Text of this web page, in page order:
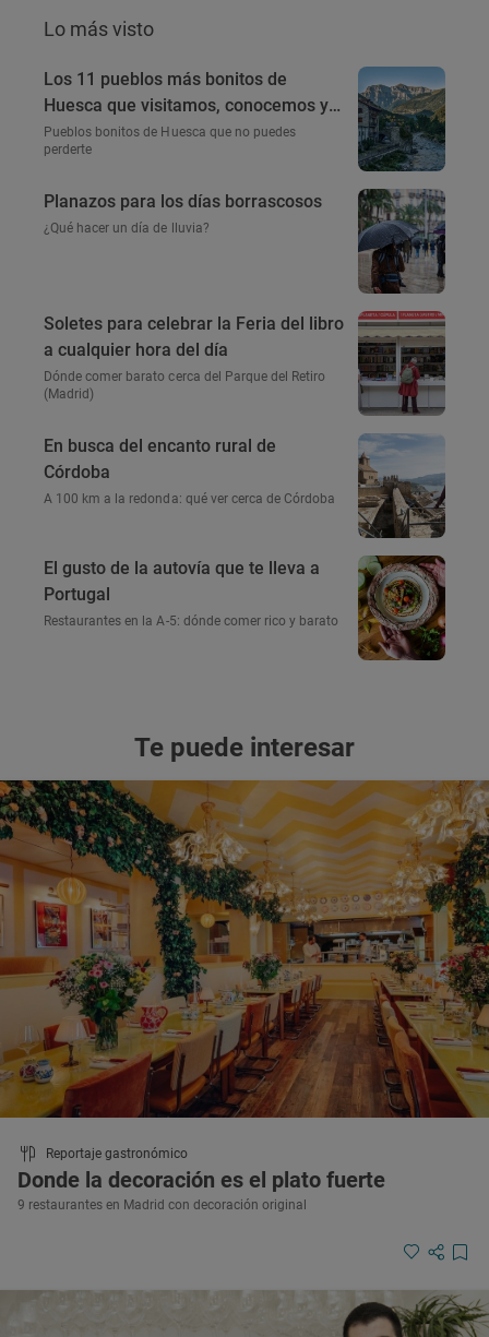
Lo más visto
Los 11 pueblos más bonitos de
Huesca que visitamos, conocemos y
amamos
Pueblos bonitos de Huesca que no puedes
perderte
Planazos para los días borrascosos
¿Qué hacer un día de lluvia?
Soletes para celebrar la Feria del libro
a cualquier hora del día
Dónde comer barato cerca del Parque del Retiro
(Madrid)
En busca del encanto rural de
Córdoba
A 100 km a la redonda: qué ver cerca de Córdoba
El gusto de la autovía que te lleva a
Portugal
Restaurantes en la A-5: dónde comer rico y barato
Te puede interesar
Reportaje gastronómico
Donde la decoración es el plato fuerte
9 restaurantes en Madrid con decoración original